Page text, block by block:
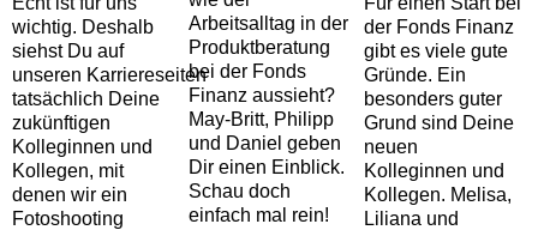
wichtig. Deshalb
siehst Du auf
unseren Karriereseiten
tatsächlich Deine
zukünftigen
Kolleginnen und
Kollegen, mit
denen wir ein
Fotoshooting
Arbeitsalltag in der
Produktberatung
bei der Fonds
Finanz aussieht?
May-Britt, Philipp
und Daniel geben
Dir einen Einblick.
Schau doch
einfach mal rein!
der Fonds Finanz
gibt es viele gute
Gründe. Ein
besonders guter
Grund sind Deine
neuen
Kolleginnen und
Kollegen. Melisa,
Liliana und